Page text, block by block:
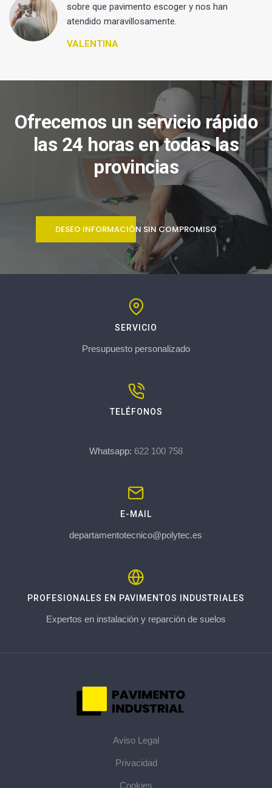
sobre que pavimento escoger y nos han
atendido maravillosamente.
VALENTINA
Ofrecemos un servicio rápido
las 24 horas en todas las
provincias
DESEO INFORMACIÓN SIN COMPROMISO
SERVICIO
Presupuesto personalizado
TELÉFONOS
Whatsapp: 622 100 758
E-MAIL
departamentotecnico@polytec.es
PROFESIONALES EN PAVIMENTOS INDUSTRIALES
Expertos en instalación y reparción de suelos
Aviso Legal
Privacidad
Cookies